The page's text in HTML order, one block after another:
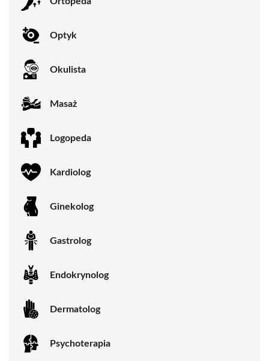
Optyk
Okulista
Masaż
Logopeda
Kardiolog
Ginekolog
Gastrolog
Endokrynolog
Dermatolog
Psychoterapia